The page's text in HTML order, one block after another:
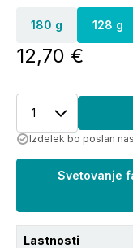
180 g 128 g
12,70 €
1
Izdelek bo poslan
Svetovanje
Lastnosti